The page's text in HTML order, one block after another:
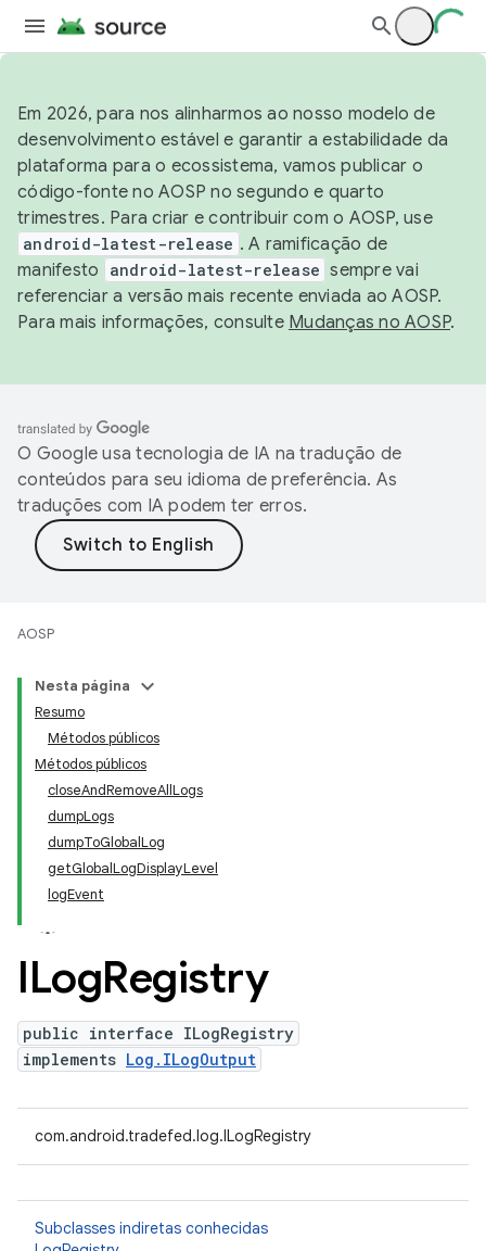
Em 2026, para nos alinharmos ao nosso modelo de
desenvolvimento estável e garantir a estabilidade da
plataforma para o ecossistema, vamos publicar o
código-fonte no AOSP no segundo e quarto
trimestres. Para criar e contribuir com o AOSP, use
android-latest-release . A ramificação de
manifesto
android-latest-release sempre vai
referenciar a versão mais recente enviada ao AOSP.
Para mais informações, consulte Mudanças no AOSP.
O Google usa tecnologia de IA na tradução de
conteúdos para seu idioma de preferência. As
traduções com IA podem ter erros.
AOSP
Nesta página
Resumo
Métodos públicos
Métodos públicos
closeAndRemoveAllLogs
dumpLogs
dumpToGlobalLog
getGlobalLogDisplayLevel
logEvent
ILogRegistry
public interface ILogRegistry
implements Log.ILogOutput
com.android.tradefed.log.ILogRegistry
Subclasses indiretas conhecidas